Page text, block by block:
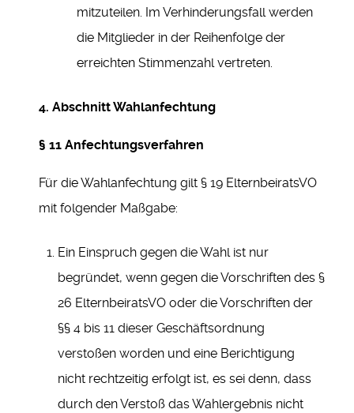
mitzuteilen. Im Verhinderungsfall werden
die Mitglieder in der Reihenfolge der
erreichten Stimmenzahl vertreten.
4. Abschnitt Wahlanfechtung
§ 11 Anfechtungsverfahren
Für die Wahlanfechtung gilt § 19 ElternbeiratsVO
mit folgender Maßgabe:
Ein Einspruch gegen die Wahl ist nur
begründet, wenn gegen die Vorschriften des §
26 ElternbeiratsVO oder die Vorschriften der
§§ 4 bis 11 dieser Geschäftsordnung
verstoßen worden und eine Berichtigung
nicht rechtzeitig erfolgt ist, es sei denn, dass
durch den Verstoß das Wahlergebnis nicht